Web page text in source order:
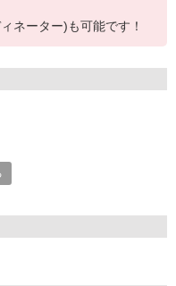
ネーター)も可能です！
電話でご連絡します。